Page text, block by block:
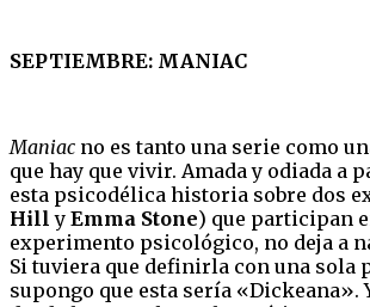
SEPTIEMBRE: MANIAC
Maniac no es tanto una serie como
que hay que vivir. Amada y odiada a
esta psicodélica historia sobre dos
Hill y Emma Stone) que participan
experimento psicológico, no deja a
Si tuviera que definirla con una sola
supongo que esta sería «Dickeana».